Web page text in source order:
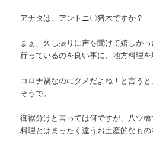
アナタは、アントニ〇猪木ですか？
まぁ、久し振りに声を聞けて嬉しか
行っているのを良い事に、地方料理
コロナ禍なのにダメだよね！と言う
そうで。
御裾分けと言っては何ですが、八ツ
料理とはまったく違うお土産的なもの